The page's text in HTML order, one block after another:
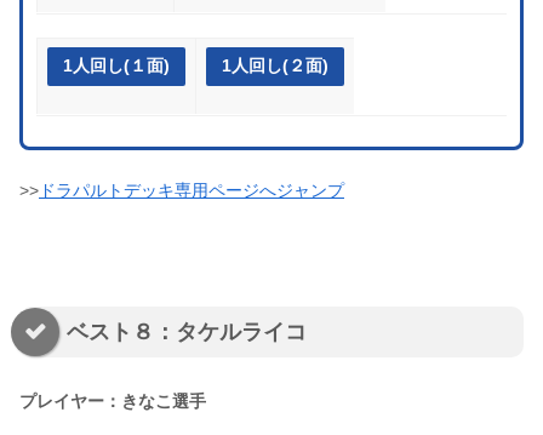
1人回し(１面) 1人回し(２面)
>> ドラパルトデッキ専用ページへジャンプ
ベスト８：タケルライコ
プレイヤー：きなこ選手